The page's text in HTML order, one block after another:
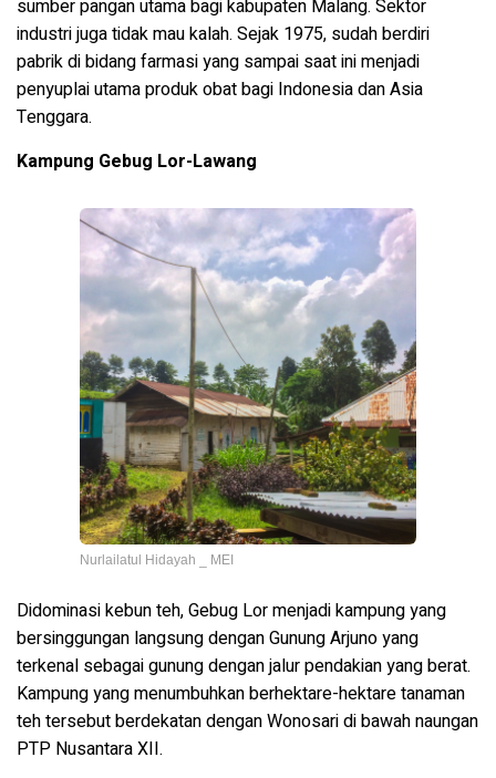
sumber pangan utama bagi kabupaten Malang. Sektor
industri juga tidak mau kalah. Sejak 1975, sudah berdiri
pabrik di bidang farmasi yang sampai saat ini menjadi
penyuplai utama produk obat bagi Indonesia dan Asia
Tenggara.
Kampung Gebug Lor-Lawang
Nurlailatul Hidayah _ MEI
Didominasi kebun teh, Gebug Lor menjadi kampung yang
bersinggungan langsung dengan Gunung Arjuno yang
terkenal sebagai gunung dengan jalur pendakian yang berat.
Kampung yang menumbuhkan berhektare-hektare tanaman
teh tersebut berdekatan dengan Wonosari di bawah naungan
PTP Nusantara XII.